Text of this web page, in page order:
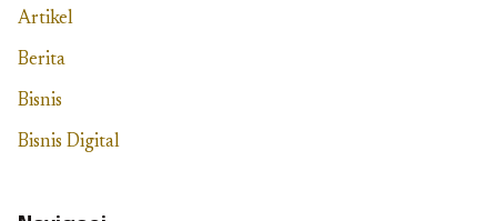
Artikel
Berita
Bisnis
Bisnis Digital